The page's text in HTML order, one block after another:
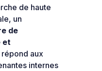
de haute
un
de
et
répond aux
internes